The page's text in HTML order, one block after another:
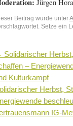
Jürgen
Beitrag wurde unter
Setze ein
Solidarischer
–
Kulturkampf
Herbst,
IG-